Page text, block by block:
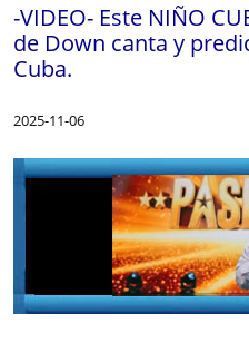
-VIDEO- Este NIÑO
de Down canta y
Cuba.
2025-11-06